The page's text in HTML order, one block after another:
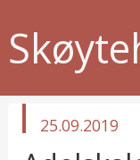
published
25.09.2019